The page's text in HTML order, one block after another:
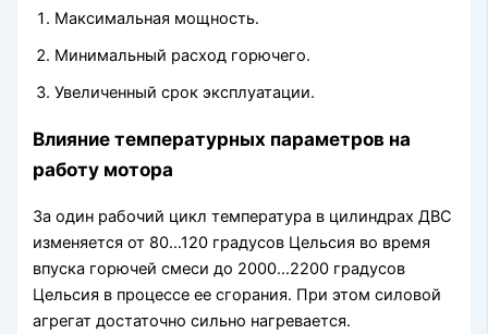
Максимальная мощность.
Минимальный расход горючего.
Увеличенный срок эксплуатации.
Влияние температурных параметров на
работу мотора
За один рабочий цикл температура в цилиндрах ДВС
изменяется от 80…120 градусов Цельсия во время
впуска горючей смеси до 2000…2200 градусов
Цельсия в процессе ее сгорания. При этом силовой
агрегат достаточно сильно нагревается.